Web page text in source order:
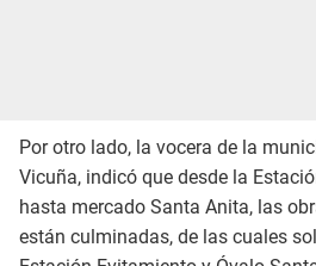
Por otro lado, la vocera de la
Vicuña, indicó que desde la
hasta mercado Santa Anita, las
están culminadas, de las cuales